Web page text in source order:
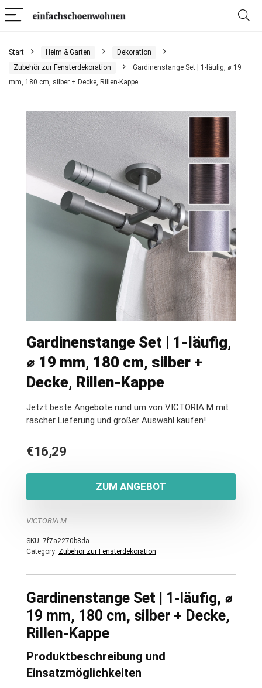
Start Heim & Garten
Dekoration
Zubehör zur Fensterdekoration
Gardinenstange Set | 1-läufig, ⌀ 19
mm, 180 cm, silber + Decke, Rillen-Kappe
Gardinenstange Set | 1-läufig,
⌀ 19 mm, 180 cm, silber +
Decke, Rillen-Kappe
Jetzt beste Angebote rund um von VICTORIA M mit
rascher Lieferung und großer Auswahl kaufen!
€16,29
ZUM ANGEBOT
VICTORIA M
SKU: 7f7a2270b8da
Category: Zubehör zur Fensterdekoration
Gardinenstange Set | 1-läufig, ⌀
19 mm, 180 cm, silber + Decke,
Rillen-Kappe
Produktbeschreibung und
Einsatzmöglichkeiten